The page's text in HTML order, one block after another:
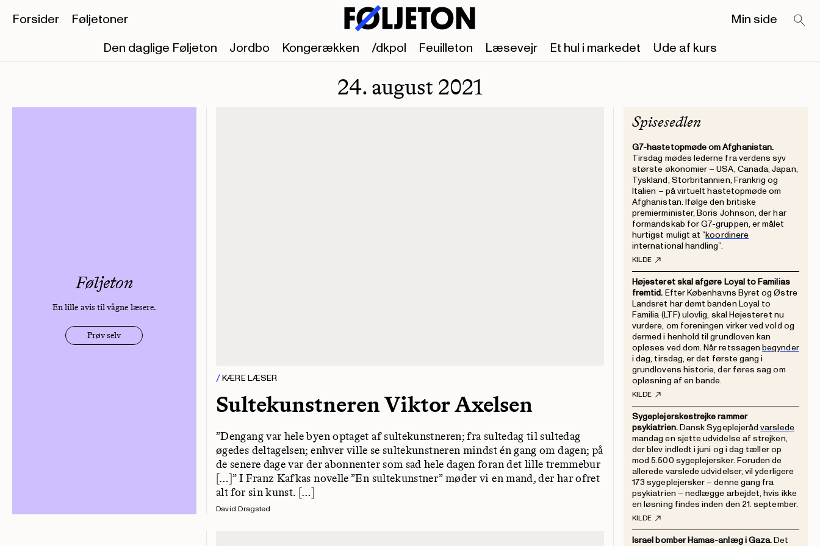
Forsider
Føljetoner
Den daglige Føljeton
Jordbo Kongerækken /dkpol Feuilleton Læsevejr Et hul i markedet Ude af kurs
Min side
24. august 2021
Føljeton
En lille avis til vågne læsere.
Prøv selv
KÆRE LÆSER
Sultekunstneren Viktor Axelsen
”Dengang var hele byen optaget af sultekunstneren; fra sultedag til sultedag
øgedes deltagelsen; enhver ville se sultekunstneren mindst én gang om dagen; på
de senere dage var der abonnenter som sad hele dagen foran det lille tremmebur
[…]” I Franz Kafkas novelle ”En sultekunstner” møder vi en mand, der har ofret
alt for sin kunst. […]
David Dragsted
Spisesedlen
G7-hastetopmøde om Afghanistan.
Tirsdag mødes lederne fra verdens syv
største økonomier – USA, Canada, Japan,
Tyskland, Storbritannien, Frankrig og
Italien – på virtuelt hastetopmøde om
Afghanistan. Ifølge den britiske
premierminister, Boris Johnson, der har
formandskab for G7-gruppen, er målet
hurtigst muligt at ”koordinere
international handling”.
KILDE
Højesteret skal afgøre Loyal to Familias
fremtid. Efter Københavns Byret og Østre
Landsret har dømt banden Loyal to
Familia (LTF) ulovlig, skal Højesteret nu
vurdere, om foreningen virker ved vold og
dermed i henhold til grundloven kan
opløses ved dom. Når retssagenbegynder
i dag, tirsdag, er det første gang i
grundlovens historie, der føres sag om
opløsning af en bande.
KILDE
Sygeplejerskestrejke rammer
psykiatrien.Dansk Sygeplejerådvarslede
mandag en sjette udvidelse af strejken,
der blev indledt i juni og i dag tæller op
mod 5.500 sygeplejersker. Foruden de
allerede varslede udvidelser, vil yderligere
173 sygeplejersker – denne gang fra
psykiatrien – nedlægge arbejdet, hvis ikke
en løsning findes inden den 21. september.
KILDE
Israel bomber Hamas-anlæg i Gaza.Det